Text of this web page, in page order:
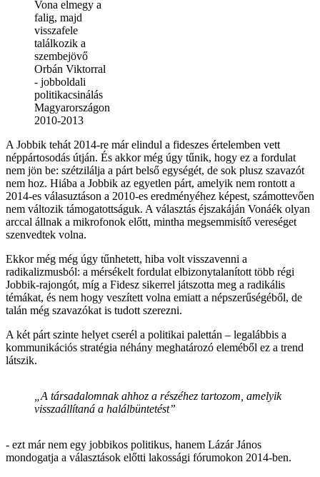
Vona elmegy a
falig, majd
visszafele
találkozik a
szembejövő
Orbán Viktorral
- jobboldali
politikacsinálás
Magyarországon
2010-2013
A Jobbik tehát 2014-re már elindul a fideszes értelemben vett
néppártosodás útján. És akkor még úgy tűnik, hogy ez a fordulat
nem jön be: szétzilálja a párt belső egységét, de sok plusz szavazót
nem hoz. Hiába a Jobbik az egyetlen párt, amelyik nem rontott a
2014-es válasuztáson a 2010-es eredményéhez képest, számottevően
nem változik támogatottságuk. A választás éjszakáján Vonáék olyan
arccal állnak a mikrofonok előtt, mintha megsemmisítő vereséget
szenvedtek volna.
Ekkor még még úgy tűnhetett, hiba volt visszavenni a
radikalizmusból: a mérsékelt fordulat elbizonytalanított több régi
Jobbik-rajongót, míg a Fidesz sikerrel játszotta meg a radikális
témákat, és nem hogy veszített volna emiatt a népszerűségéből, de
talán még szavazókat is tudott szerezni.
A két párt szinte helyet cserél a politikai palettán – legalábbis a
kommunikációs stratégia néhány meghatározó eleméből ez a trend
látszik.
„A társadalomnak ahhoz a részéhez tartozom, amelyik
visszaállítaná a halálbüntetést”
- ezt már nem egy jobbikos politikus, hanem Lázár János
mondogatja a választások előtti lakossági fórumokon 2014-ben.